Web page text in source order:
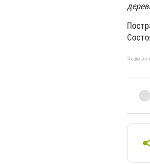
Якщо ви